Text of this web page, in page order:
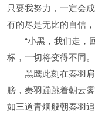
只要我努力，一定会
有的尽是无比的自信
“小黑，我们走，回
标，一切将变得不同。
黑鹰此刻在秦羽肩
膀，秦羽蹦跳着朝云
如三道青烟般朝秦羽追